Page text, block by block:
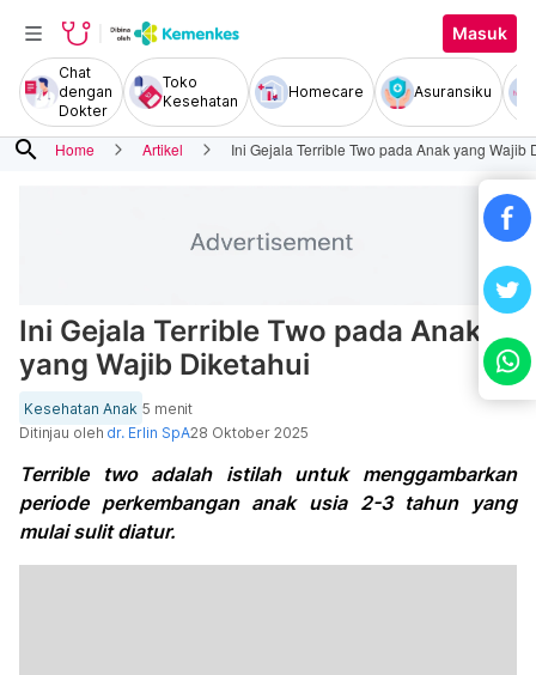
Masuk
Chat
dengan
Dokter
Toko
Kesehatan
Homecare Asuransiku
search Home Artikel Ini Gejala Terrible Two pada Anak yang Wajib
Ini Gejala Terrible Two pada Anak
yang Wajib Diketahui
Kesehatan Anak 5 menit
Ditinjau oleh dr. Erlin SpA28 Oktober 2025
Terrible two adalah istilah untuk menggambarkan
periode perkembangan anak usia 2-3 tahun yang
mulai sulit diatur.